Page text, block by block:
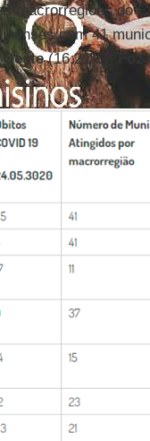
macrorregiões do
com 41
Oeste(16,21%),Foz